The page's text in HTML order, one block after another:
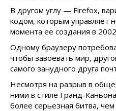
В другом углу — Firefox,
кодом, которым управляет
момента ее создания в
Одному браузеру
чтобы завоевать мир,
самого занудного друга
Несмотря на разрыв в
ними в стиле Гранд-
более серьезная битва,